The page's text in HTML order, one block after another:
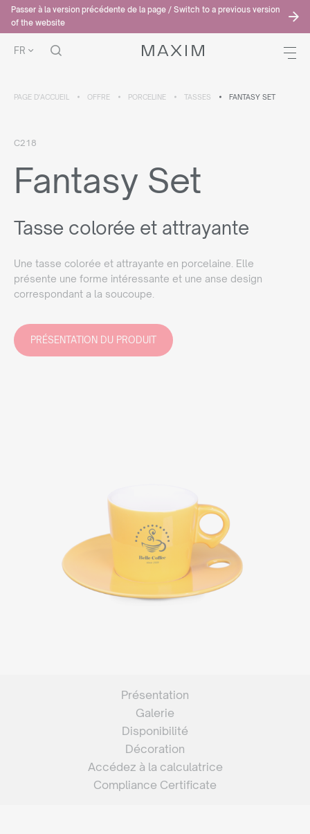
Passer à la version précédente de la page / Switch to a previous version
of the website
FR
PAGE D'ACCUEIL OFFRE PORCELINE TASSES FANTASY SET
C218
Fantasy Set
Tasse colorée et attrayante
Une tasse colorée et attrayante en porcelaine. Elle
présente une forme intéressante et une anse design
correspondant a la soucoupe.
PRÉSENTATION DU PRODUIT
Présentation
Galerie
Disponibilité
Décoration
Accédez à la calculatrice
Compliance Certificate